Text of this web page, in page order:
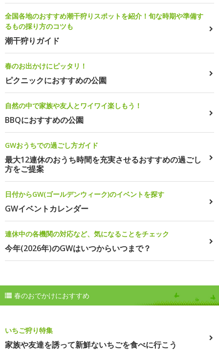
全国各地のおすすめ潮干狩りスポットを紹介！旬な時期や準備す
るもの採り方のコツも
潮干狩りガイド
春のお出かけにピッタリ！
ピクニックにおすすめの公園
自然の中で家族や友人とワイワイ楽しもう！
BBQにおすすめの公園
GWおうちでの過ごし方ガイド
最大12連休のおうち時間を充実させるおすすめの過ごし
方をご提案
日付からGW(ゴールデンウィーク)のイベントを探す
GWイベントカレンダー
連休中の各機関の対応など、気になることをチェック
今年(2026年)のGWはいつからいつまで？
春のおでかけにおすすめ
いちご狩り特集
家族や友達を誘って新鮮ないちごを食べに行こう